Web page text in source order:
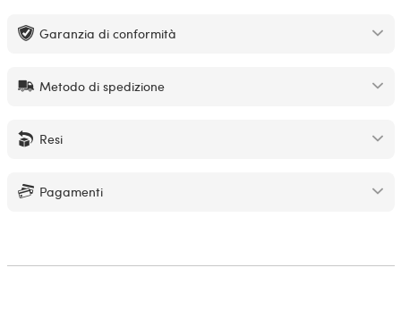
Garanzia di conformità
Metodo di spedizione
Resi
Pagamenti